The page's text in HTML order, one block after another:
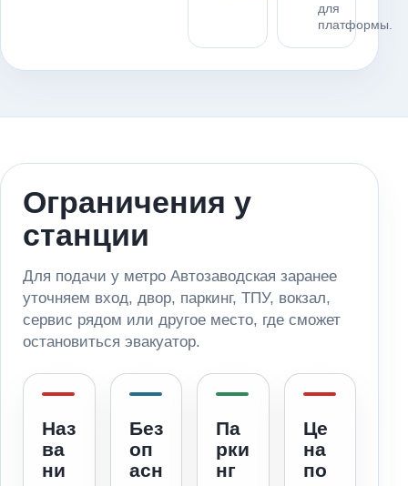
для
платформы.
Ограничения у
станции
Для подачи у метро Автозаводская заранее
уточняем вход, двор, паркинг, ТПУ, вокзал,
сервис рядом или другое место, где сможет
остановиться эвакуатор.
Наз
ва
ни
Без
оп
асн
Па
рки
нг
Це
на
по